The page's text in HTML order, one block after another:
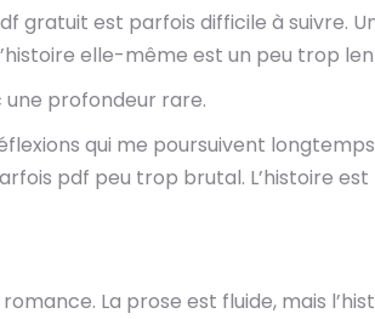
gratuit est parfois difficile à suivre.
elle-même est un peu trop
profondeur rare.
qui me poursuivent
pdf peu trop brutal. L’histoire
La prose est fluide, mais